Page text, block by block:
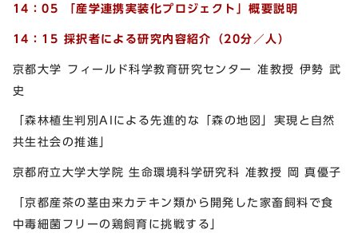
14：05 「産学連携実装化プロジェクト」概要説明
14：15 採択者による研究内容紹介（20分／人）
京都大学 フィールド科学教育研究センター 准教授 伊勢 武
史
「森林植生判別AIによる先進的な「森の地図」実現と自然
共生社会の推進」
京都府立大学大学院 生命環境科学研究科 准教授 岡 真優子
「京都産茶の茎由来カテキン類から開発した家畜飼料で食
中毒細菌フリーの鶏飼育に挑戦する」